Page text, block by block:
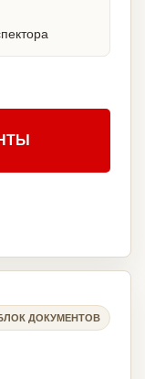
ДОКУМЕНТОВ